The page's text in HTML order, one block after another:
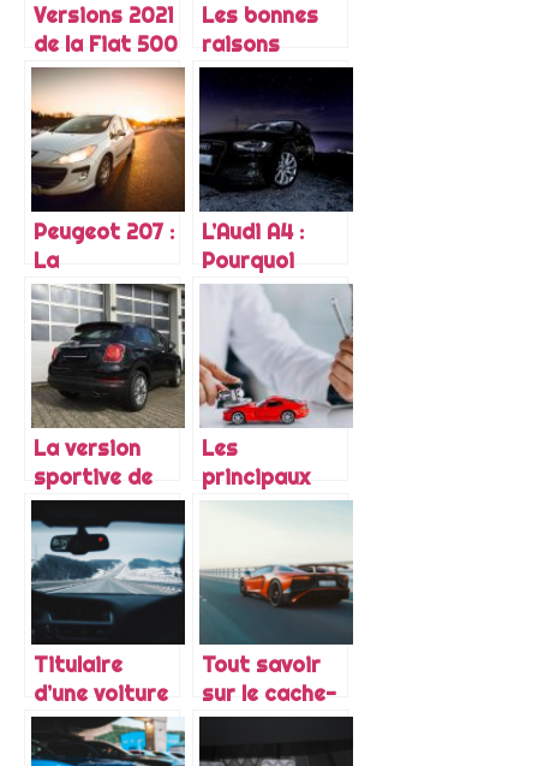
Versions 2021
de la Fiat 500
X
Les bonnes
raisons
d’acheter une
voiture
d’occasion
Peugeot 207 :
La
robustesse
du moteur
1.4L HDI
L’Audi A4 :
Pourquoi
pour cette
gamme de
voiture ?
La version
sportive de
Fiat 500X : A
quoi
s’attendre ?
Les
principaux
avantages
assurance
auto tous
Titulaire
d’une voiture
: bon à savoir
Tout savoir
sur le cache-
plaque
d’immatriculation